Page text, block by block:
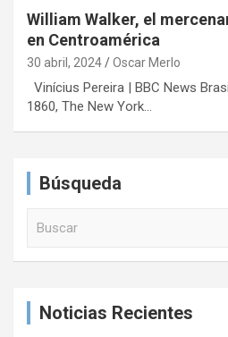
William Walker, el
en Centroamérica
30 abril, 2024 Oscar Merlo
Vinícius Pereira | BBC News
1860, The New York…
Búsqueda
Noticias Recientes